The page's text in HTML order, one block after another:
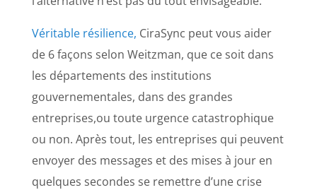
Véritable résilience, CiraSync peut vous aider
de 6 façons selon Weitzman, que ce soit dans
les départements des institutions
gouvernementales, dans des grandes
entreprises,ou toute urgence catastrophique
ou non. Après tout, les entreprises qui peuvent
envoyer des messages et des mises à jour en
quelques secondes se remettre d’une crise